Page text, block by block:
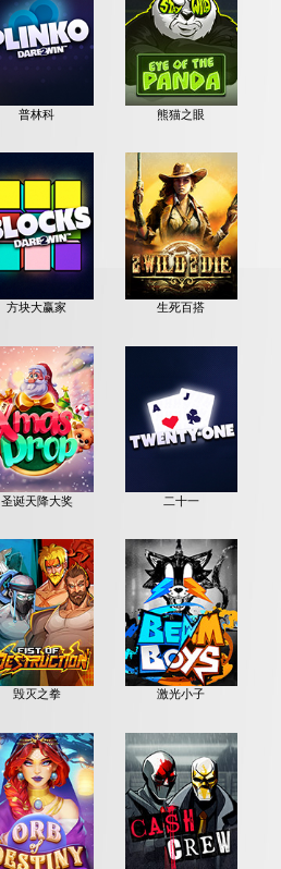
普林科 熊猫之眼
方块大赢家 生死百搭
圣诞天降大奖 二十一
毁灭之拳 激光小子